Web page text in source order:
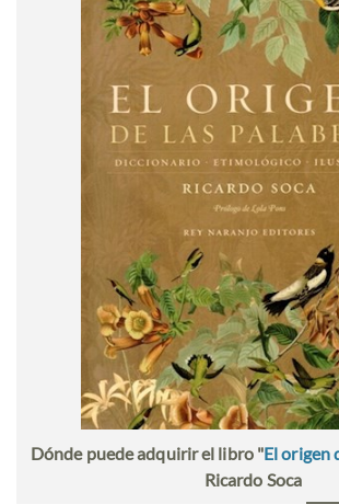
Dónde puede adquirir el libro "El origen
Ricardo Soca